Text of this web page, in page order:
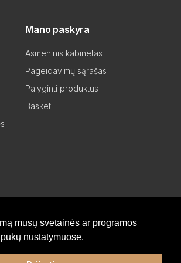
mūsų svetainės ar programos
nustatymuose.
Mano paskyra
Asmeninis kabinetas
Pageidavimų sąrašas
Palyginti produktus
Basket